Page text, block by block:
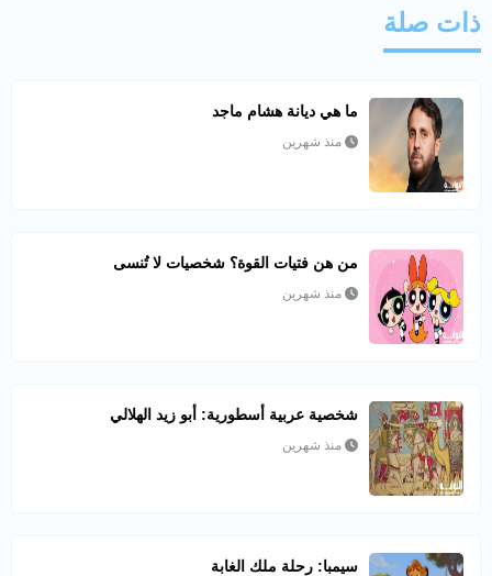
ذات صلة
ما هي ديانة هشام ماجد
منذ شهرين
من هن فتيات القوة؟ شخصيات لا تُنسى
منذ شهرين
شخصية عربية أسطورية: أبو زيد الهلالي
منذ شهرين
سيمبا: رحلة ملك الغابة